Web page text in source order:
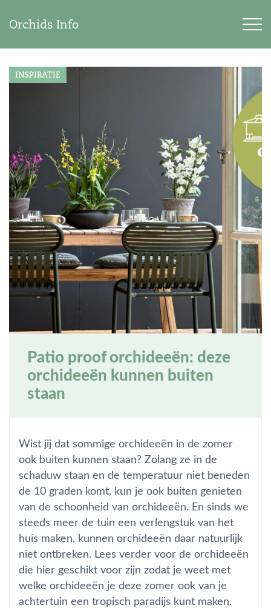
Orchids Info
INSPIRATIE
Patio proof orchideeën: deze
orchideeën kunnen buiten
staan
Wist jij dat sommige orchideeën in de zomer
ook buiten kunnen staan? Zolang ze in de
schaduw staan en de temperatuur niet beneden
de 10 graden komt, kun je ook buiten genieten
van de schoonheid van orchideeën. En sinds we
steeds meer de tuin een verlengstuk van het
huis maken, kunnen orchideeën daar natuurlijk
niet ontbreken. Lees verder voor de orchideeën
die hier geschikt voor zijn zodat je weet met
welke orchideeën je deze zomer ook van je
achtertuin een tropisch paradijs kunt maken.